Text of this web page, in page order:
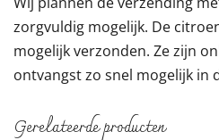
zorgvuldig mogelijk. De
mogelijk verzonden. Ze zijn
ontvangst zo snel mogelijk in
Gerelateerde producten